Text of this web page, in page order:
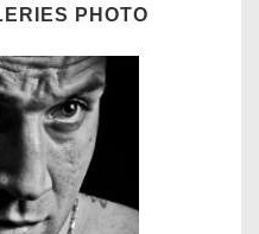
PHOTO